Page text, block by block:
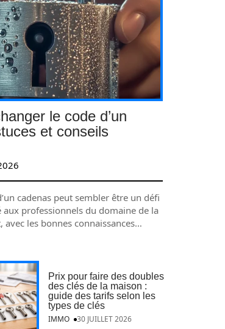
le code d’un
et conseils
cadenas peut sembler être un défi
aux professionnels du domaine de la
avec les bonnes connaissances…
Prix pour faire des doubles
des clés de la maison :
guide des tarifs selon les
types de clés
IMMO
30 JUILLET 2026